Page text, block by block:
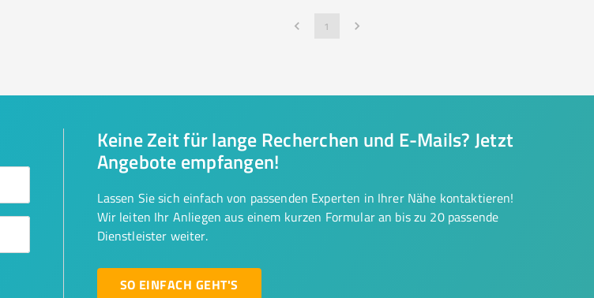
1
Keine Zeit für lange Recherchen und E-Mails? Jetzt
Angebote empfangen!
Lassen Sie sich einfach von passenden Experten in Ihrer Nähe kontaktieren!
Wir leiten Ihr Anliegen aus einem kurzen Formular an bis zu 20 passende
Dienstleister weiter.
SO EINFACH GEHT'S